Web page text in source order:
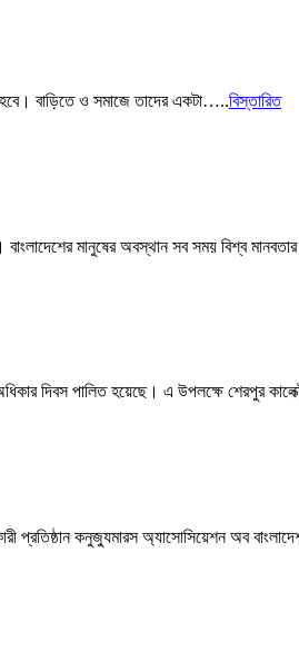
হবে। বাড়িতে ও সমাজে তাদের একটা…..বিস্তারিত
মানুষের অবস্থান সব সময় বিশ্ব
দিবস পালিত হয়েছে। এ উপলক্ষে শেরপুর
প্রতিষ্ঠান কনুজ্যুমারস অ্যাসোসিয়েশন অব